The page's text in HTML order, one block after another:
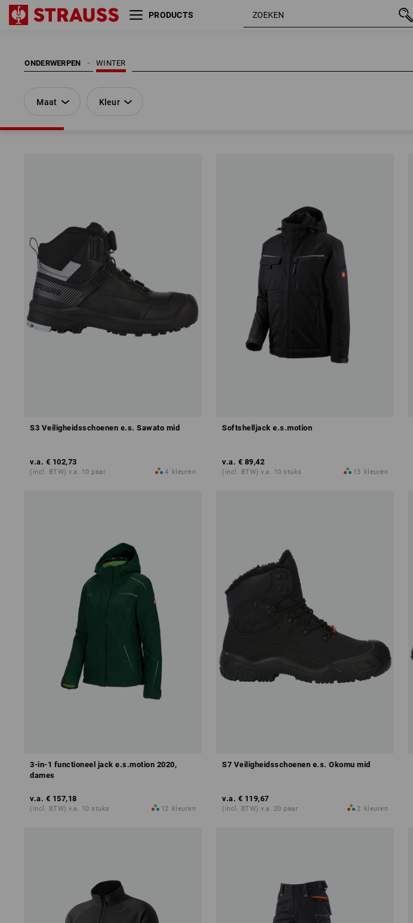
PRODUCTS
ONDERWERPEN WINTER
Maat Kleur
Maat Kleur
S3 Veiligheidsschoenen e.s. Sawato mid
v.a. € 102,73
(incl. BTW) v.a. 10 paar 4 kleuren
Softshelljack e.s.motion
v.a. € 89,42
(incl. BTW) v.a. 10 stuks 13 kleuren
3-in-1 functioneel jack e.s.motion 2020,
dames
v.a. € 157,18
(incl. BTW) v.a. 10 stuks 12 kleuren
S7 Veiligheidsschoenen e.s. Okomu mid
v.a. € 119,67
(incl. BTW) v.a. 20 paar 2 kleuren